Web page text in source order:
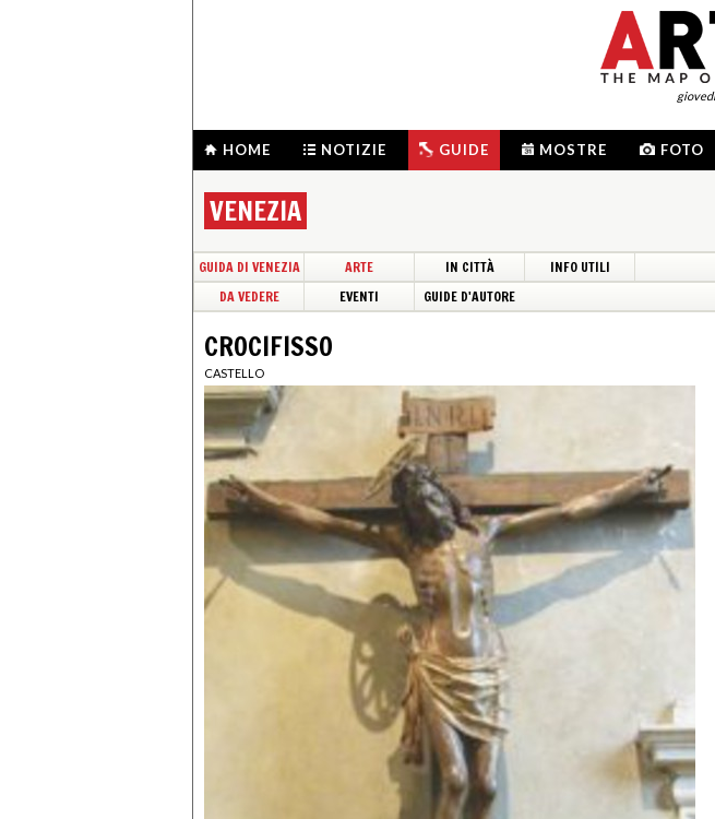
HOME NOTIZIE GUIDE MOSTRE FOTO
VENEZIA
GUIDA DI VENEZIA ARTE IN CITTÀ
INFO UTILI
DA VEDERE
EVENTI GUIDE D'AUTORE
CROCIFISSO
CASTELLO